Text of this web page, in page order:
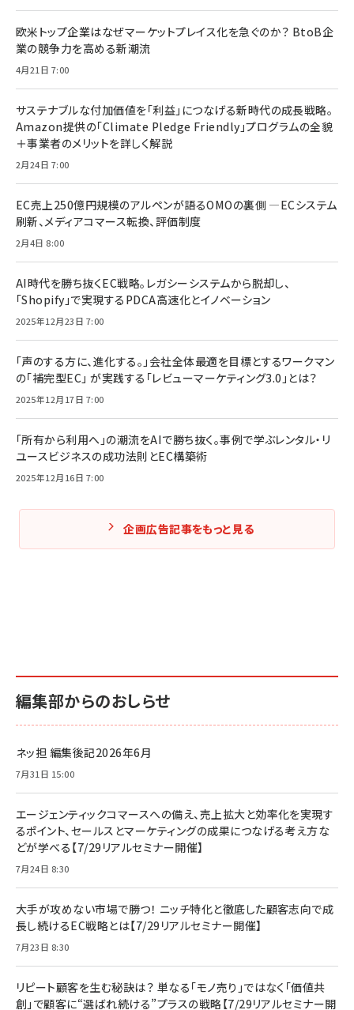
欧米トップ企業はなぜマーケットプレイス化を急ぐのか？ BtoB企
業の競争力を高める新潮流
4月21日 7:00
サステナブルな付加価値を「利益」につなげる新時代の成長戦略。
Amazon提供の「Climate Pledge Friendly」プログラムの全貌
＋事業者のメリットを詳しく解説
2月24日 7:00
EC売上250億円規模のアルペンが語るOMOの裏側 ―ECシステム
刷新、メディアコマース転換、評価制度
2月4日 8:00
AI時代を勝ち抜くEC戦略。レガシーシステムから脱却し、
「Shopify」で実現するPDCA高速化とイノベーション
2025年12月23日 7:00
「声のする方に、進化する。」会社全体最適を目標とするワークマン
の「補完型EC」 が実践する「レビューマーケティング3.0」とは？
2025年12月17日 7:00
「所有から利用へ」の潮流をAIで勝ち抜く。事例で学ぶレンタル・リ
ユースビジネスの成功法則とEC構築術
2025年12月16日 7:00
企画広告記事をもっと見る
編集部からのおしらせ
ネッ担 編集後記2026年6月
7月31日 15:00
エージェンティックコマースへの備え、売上拡大と効率化を実現す
るポイント、セールスとマーケティングの成果につなげる考え方な
どが学べる【7/29リアルセミナー開催】
7月24日 8:30
大手が攻めない市場で勝つ！ ニッチ特化と徹底した顧客志向で成
長し続けるEC戦略とは【7/29リアルセミナー開催】
7月23日 8:30
リピート顧客を生む秘訣は？ 単なる「モノ売り」ではなく「価値共
創」で顧客に“選ばれ続ける”プラスの戦略【7/29リアルセミナー開